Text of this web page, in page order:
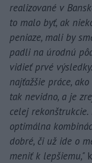
realizované v
to malo byť, ak
peniaze, mali by
padli na úrodnú
vidieť prvé
najťažšie práce,
tak nevidno, a je
celej
optimálna
dobré, či už ide o
meniť k lepšiemu,"